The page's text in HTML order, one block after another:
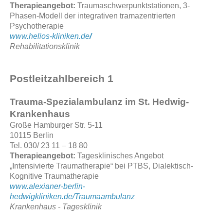
Therapieangebot: Traumaschwerpunktstationen, 3-
Phasen-Modell der integrativen tramazentrierten
Psychotherapie
www.helios-kliniken.de/
Rehabilitationsklinik
Postleitzahlbereich 1
Trauma-Spezialambulanz im St. Hedwig-
Krankenhaus
Große Hamburger Str. 5-11
10115 Berlin
Tel. 030/ 23 11 – 18 80
Therapieangebot: Tagesklinisches Angebot
„Intensivierte Traumatherapie“ bei PTBS, Dialektisch-
Kognitive Traumatherapie
www.alexianer-berlin-
hedwigkliniken.de/Traumaambulanz
Krankenhaus - Tagesklinik